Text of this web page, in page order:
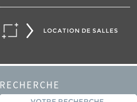
LOCATION DE SALLES
RECHERCHE